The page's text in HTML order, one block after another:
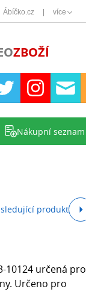
Ábíčko.cz více
ZBOŽÍ
Nákupní seznam
produkt
10124 určená pro
Určeno pro